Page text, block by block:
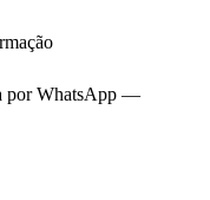
por WhatsApp —